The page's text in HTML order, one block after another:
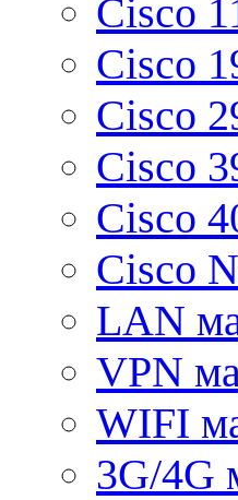
Cisco
Cisco
Cisco
Cisco
Cisco
Cisco
LAN
VPN
WIFI
3G/4G